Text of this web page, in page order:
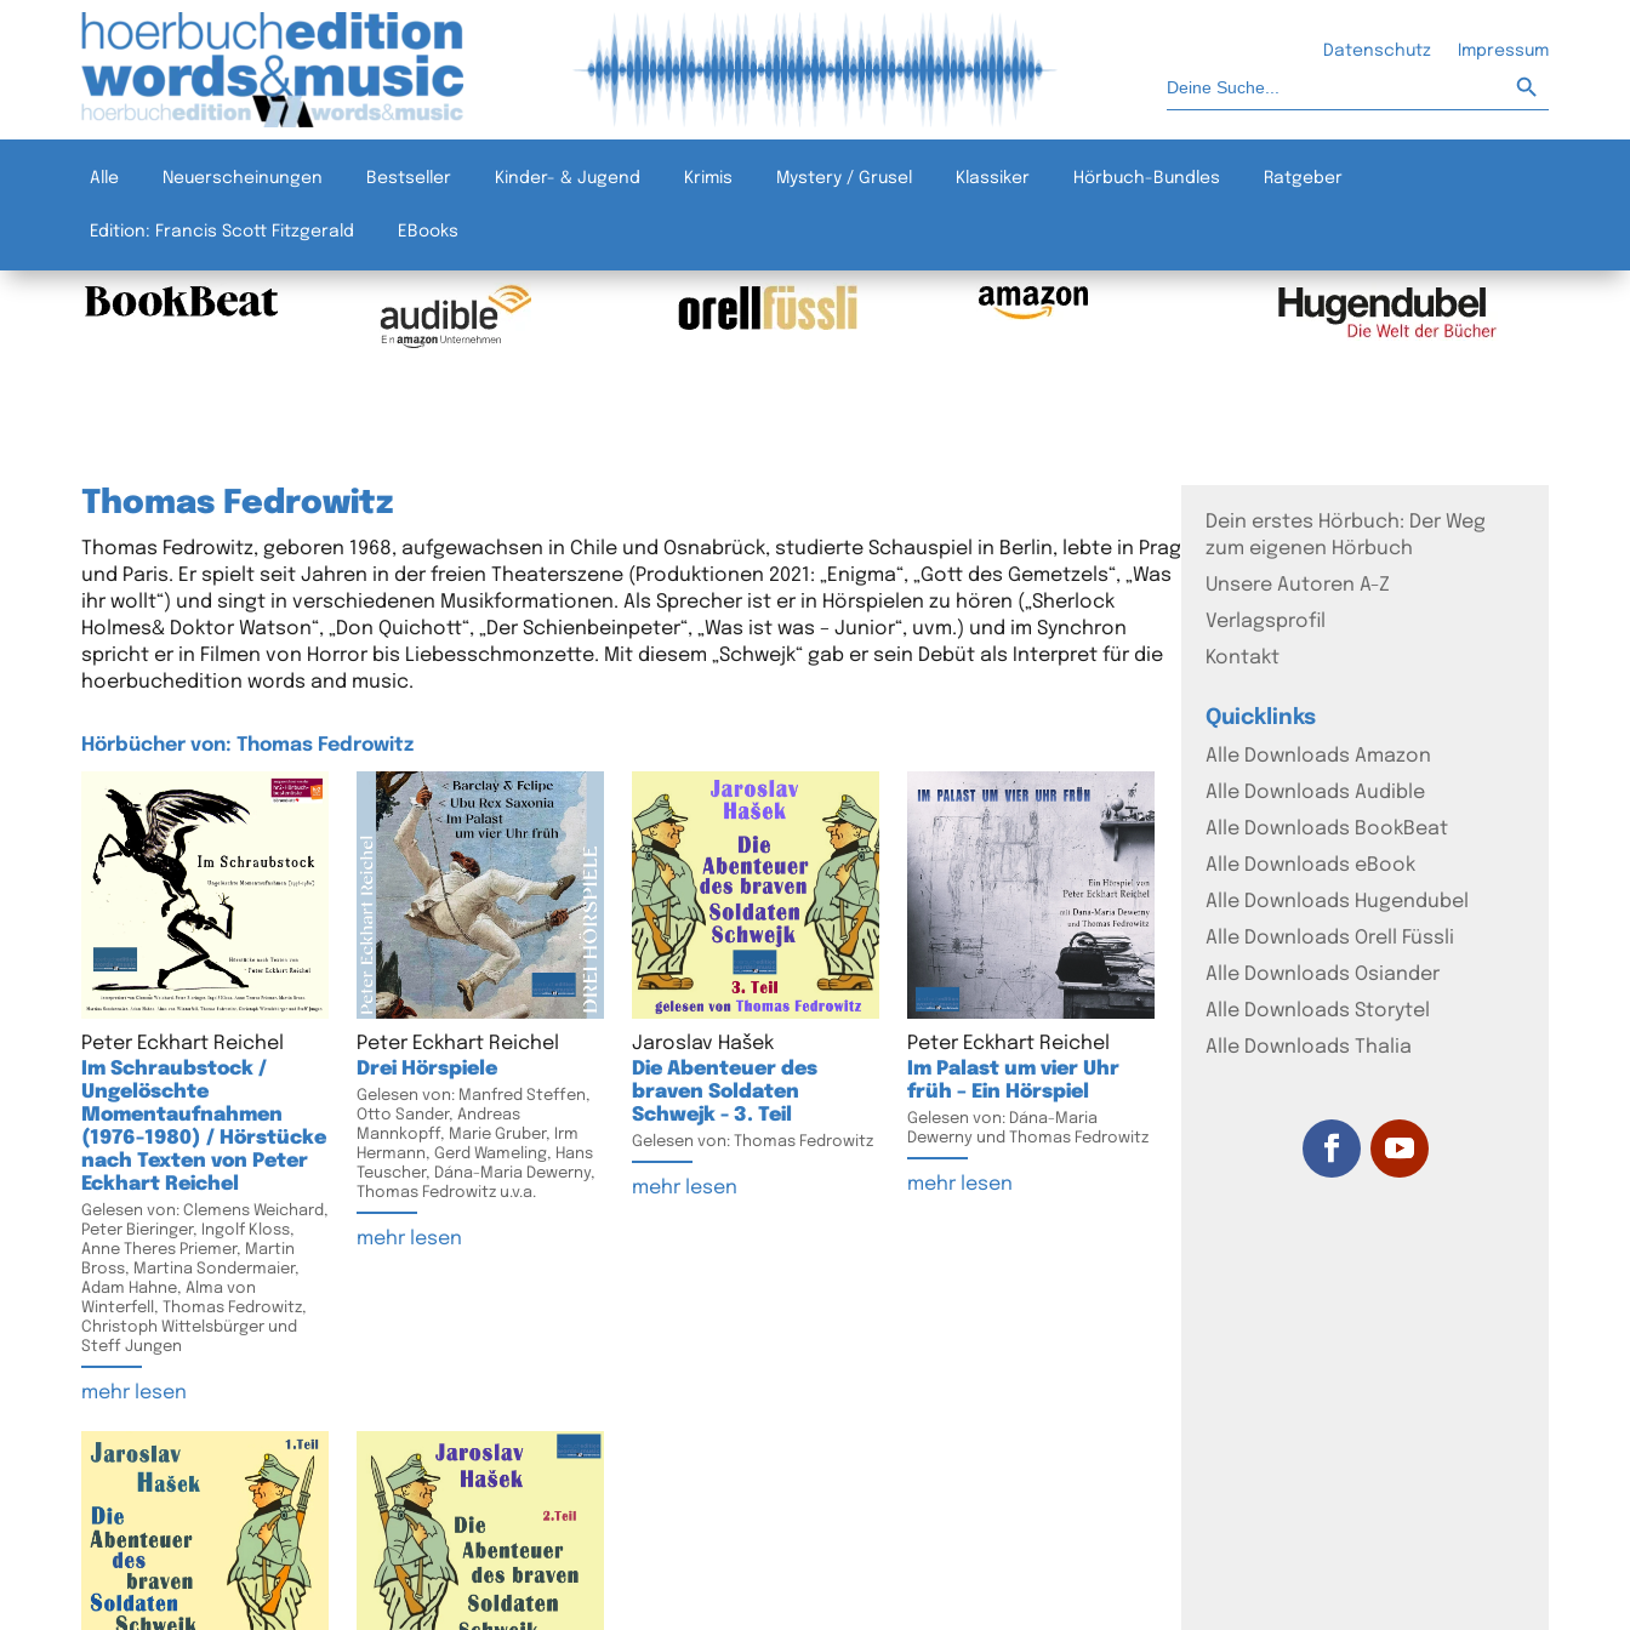
Datenschutz Impressum
nach:
Alle Neuerscheinungen Bestseller Kinder- & Jugend Krimis Mystery / Grusel Klassiker Hörbuch-Bundles Ratgeber
Edition: Francis Scott Fitzgerald EBooks
Thomas Fedrowitz
Thomas Fedrowitz, geboren 1968, aufgewachsen in Chile und Osnabrück, studierte Schauspiel in Berlin, lebte in Prag
und Paris. Er spielt seit Jahren in der freien Theaterszene (Produktionen 2021: „Enigma“, „Gott des Gemetzels“, „Was
ihr wollt“) und singt in verschiedenen Musikformationen. Als Sprecher ist er in Hörspielen zu hören („Sherlock
Holmes& Doktor Watson“, „Don Quichott“, „Der Schienbeinpeter“, „Was ist was – Junior“, uvm.) und im Synchron
spricht er in Filmen von Horror bis Liebesschmonzette. Mit diesem „Schwejk“ gab er sein Debüt als Interpret für die
hoerbuchedition words and music.
Hörbücher von: Thomas Fedrowitz
Peter Eckhart Reichel
Im Schraubstock /
Ungelöschte
Momentaufnahmen
(1976-1980) / Hörstücke
nach Texten von Peter
Eckhart Reichel
Gelesen von: Clemens Weichard,
Peter Bieringer, Ingolf Kloss,
Anne Theres Priemer, Martin
Bross, Martina Sondermaier,
Adam Hahne, Alma von
Winterfell, Thomas Fedrowitz,
Christoph Wittelsbürger und
Steff Jungen
mehr lesen
Peter Eckhart Reichel
Drei Hörspiele
Gelesen von: Manfred Steffen,
Otto Sander, Andreas
Mannkopff, Marie Gruber, Irm
Hermann, Gerd Wameling, Hans
Teuscher, Dána-Maria Dewerny,
Thomas Fedrowitz u.v.a.
mehr lesen
Jaroslav Hašek
Die Abenteuer des
braven Soldaten
Schwejk - 3. Teil
Gelesen von: Thomas Fedrowitz
mehr lesen
Peter Eckhart Reichel
Im Palast um vier Uhr
früh – Ein Hörspiel
Gelesen von: Dána-Maria
Dewerny und Thomas Fedrowitz
mehr lesen
Dein erstes Hörbuch: Der Weg
zum eigenen Hörbuch
Unsere Autoren A-Z
Verlagsprofil
Kontakt
Quicklinks
Alle Downloads Amazon
Alle Downloads Audible
Alle Downloads BookBeat
Alle Downloads eBook
Alle Downloads Hugendubel
Alle Downloads Orell Füssli
Alle Downloads Osiander
Alle Downloads Storytel
Alle Downloads Thalia